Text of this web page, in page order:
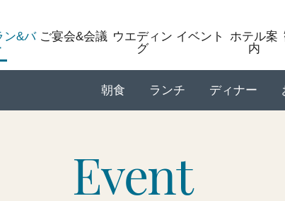
ン&バ ご宴会&会議 ウエディン
グ
イベント
ホテル案
内
朝食 ランチ ディナー
Event